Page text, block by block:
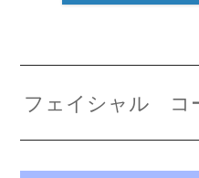
フェイシャル コ